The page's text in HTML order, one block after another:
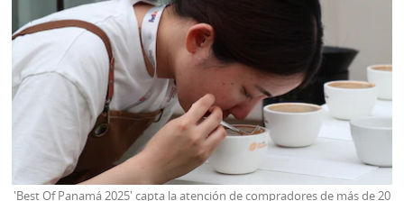
'Best Of Panamá 2025' capta la atención de compradores de más de 20